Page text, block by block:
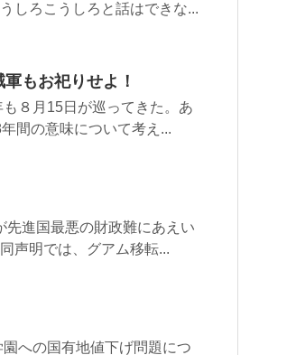
しろこうしろと話はできな...
もお祀りせよ！
８月15日が巡ってきた。あ
間の意味について考え...
進国最悪の財政難にあえい
声明では、グアム移転...
への国有地値下げ問題につ